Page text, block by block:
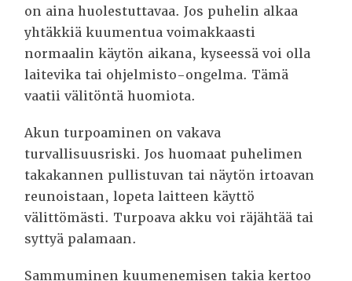
on aina huolestuttavaa. Jos puhelin alkaa
yhtäkkiä kuumentua voimakkaasti
normaalin käytön aikana, kyseessä voi olla
laitevika tai ohjelmisto-ongelma. Tämä
vaatii välitöntä huomiota.
Akun turpoaminen on vakava
turvallisuusriski. Jos huomaat puhelimen
takakannen pullistuvan tai näytön irtoavan
reunoistaan, lopeta laitteen käyttö
välittömästi. Turpoava akku voi räjähtää tai
syttyä palamaan.
Sammuminen kuumenemisen takia kertoo